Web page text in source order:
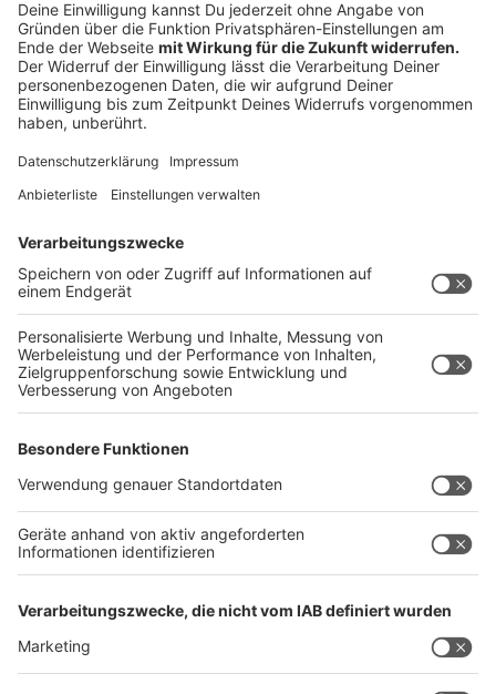
erklärt sie. Die Kritik an der Zusammenarbeit mit der
AfD im Bundestag hält sie für überzogen.
Anzeige
Migrationsdebatte: Wagenknecht positioniert
sich und ihre Partei
Beim mittlerweile schon historischen
Zustrombegrenzungsgesetz, das im Bundestag nach
einem CDU-Antrag mit Stimmen der AfD knapp die
Mehrheit verfehlte, stimmte auch das BSW
größtenteils für das Gesetz. Im Gespräch
konkretisierte Wagenknecht die Forderungen des
wenn dies Verhandlungen mit Regimen wie den Taliban
erfordere. Sie plädiert für pragmatische
Außenbeziehungen: "Wir müssen versuchen, mit
möglichst vielen Ländern faire Beziehungen zu haben."
Autor: Joachim Schultheis
Anzeige